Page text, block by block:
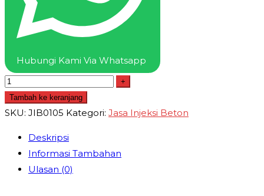
Hubungi Kami Via Whatsapp
+
Tambah ke keranjang
SKU: JIB0105 Kategori: Jasa Injeksi Beton
Deskripsi
Informasi Tambahan
Ulasan (0)